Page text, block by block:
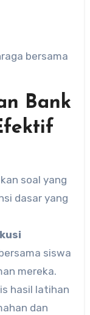
bersama
Bank
soal yang
dasar yang
siswa
mereka.
hasil latihan
dan